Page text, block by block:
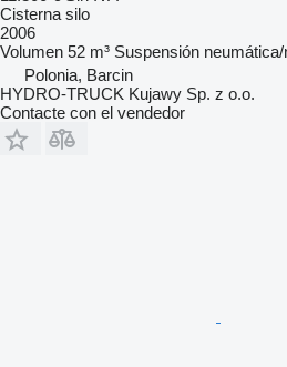
Cisterna silo
2006
Volumen 52 m³ Suspensión
Polonia, Barcin
HYDRO-TRUCK Kujawy Sp. z o.o.
Contacte con el vendedor